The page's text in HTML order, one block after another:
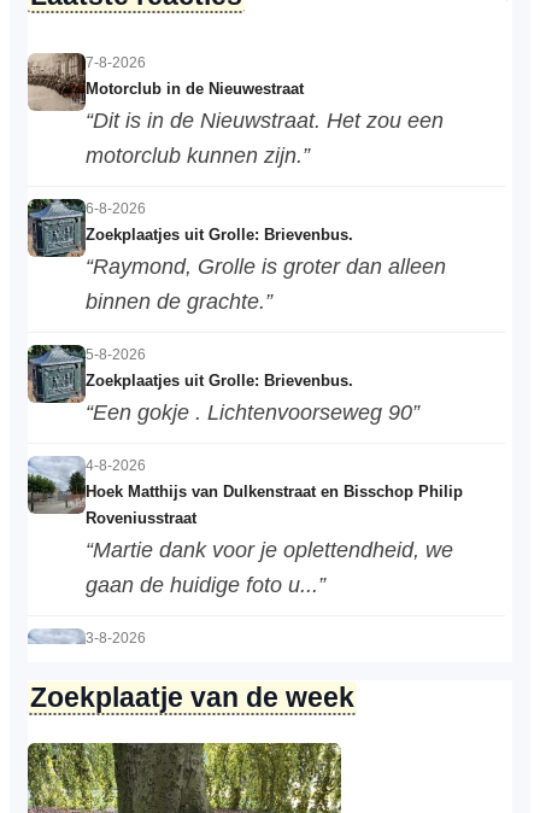
7-8-2026
Motorclub in de Nieuwestraat
“Dit is in de Nieuwstraat. Het zou een
motorclub kunnen zijn.”
6-8-2026
Zoekplaatjes uit Grolle: Brievenbus.
“Raymond, Grolle is groter dan alleen
binnen de grachte.”
5-8-2026
Zoekplaatjes uit Grolle: Brievenbus.
“Een gokje . Lichtenvoorseweg 90”
4-8-2026
Hoek Matthijs van Dulkenstraat en Bisschop Philip
Roveniusstraat
“Martie dank voor je oplettendheid, we
gaan de huidige foto u...”
3-8-2026
Roveniusstraat
“Beste redactie, dit klopt niet. Dit deel van
de landbouwscho...”
Zoekplaatje van de week